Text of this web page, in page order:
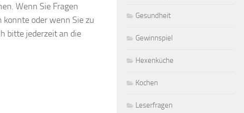
Wenn Sie Fragen
oder wenn Sie zu
bitte jederzeit an die
Gesundheit
Gewinnspiel
Hexenküche
Kochen
Leserfragen